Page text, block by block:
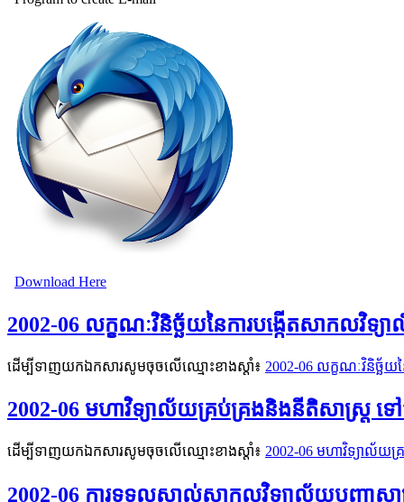
Download Here
2002-06 លក្ខណៈវិនិច្ឆ័យនៃការបង្កើតសាកលវិទ្
ដើម្បីទាញយកឯកសារសូមចុចលើឈ្មោះខាងស្តាំ៖ 2002-06 លក្ខណៈវិនិច្ឆ័
2002-06 មហាវិទ្យាល័យគ្រប់គ្រងនិងនីតិសាស្រ្ត
ដើម្បីទាញយកឯកសារសូមចុចលើឈ្មោះខាងស្តាំ៖ 2002-06 មហាវិទ្យាល័យ
2002-06 ការទទួលស្គាល់សាកលវិទ្យាល័យបញ្ញាសា